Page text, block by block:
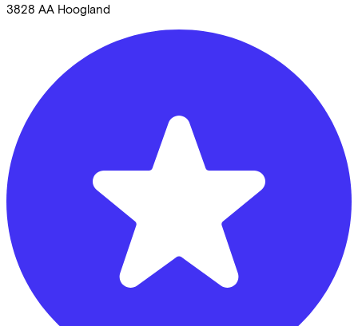
3828 AA Hoogland